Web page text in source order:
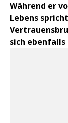
Während er
Lebens
sich ebenfalls